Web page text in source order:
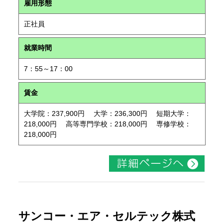
雇用形態
正社員
就業時間
7：55～17：00
賃金
大学院：237,900円 大学：236,300円 短期大学：
218,000円 高等専門学校：218,000円 専修学校：
218,000円
サンコー・エア・セルテック株式